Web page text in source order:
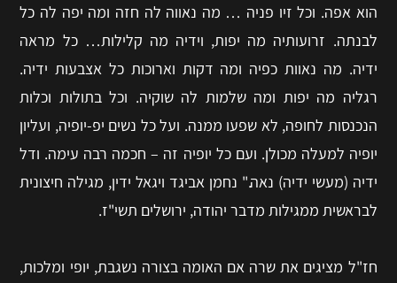
הוא אפה. וכל זיו פניה … מה נאווה לה חזה ומה יפה לה כל
לבנתה. זרועותיה מה יפות, וידיה מה קלילות… כל מראה
ידיה. מה נאוות כפיה ומה דקות וארוכות כל אצבעות ידיה.
רגליה מה יפות ומה שלמות לה שוקיה. וכל בתולות וכלות
הנכנסות לחופה, לא שפעו ממנה. ועל כל נשים יפ-יופיה, ועליון
יופיה למעלה מכולן. ועם כל יופיה זה – חכמה רבה עימה. ודל
ידיה (מעשי ידיה) נאה." נחמן אביגד ויגאל ידין, מגילה חיצונית
לבראשית ממגילות מדבר יהודה, ירושלים תשי"ז.
חז"ל מציגים את שרה אם האומה בצורה נשגבת, יופי ומלכות,